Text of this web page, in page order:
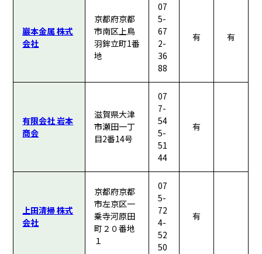
巖本金属 株式
会社
京都府京都
市南区上鳥
羽鉾立町1番
地
07
5-
67
2-
36
88
有 有
有限会社 岩本
商会
滋賀県大津
市瀬田一丁
目2番14号
07
7-
54
5-
51
44
有
上田清掃 株式
会社
京都府京都
市左京区一
乗寺河原田
町２０番地
１
07
5-
72
4-
52
50
有